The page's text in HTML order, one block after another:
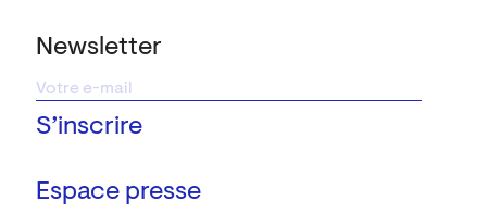
Newsletter
Espace presse